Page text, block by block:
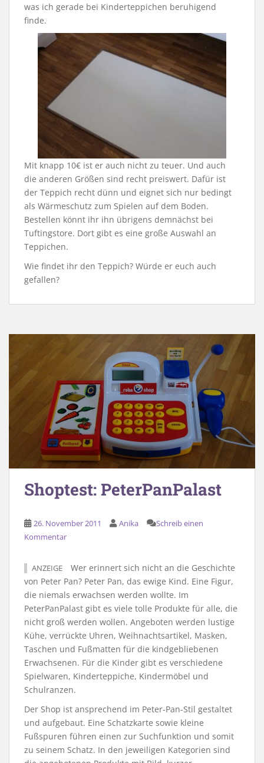
was ich gerade bei Kinderteppichen beruhigend
finde.
Mit knapp 10€ ist er auch nicht zu teuer. Und auch
die anderen Größen sind recht preiswert. Dafür ist
der Teppich recht dünn und eignet sich nur bedingt
als Wärmeschutz zum Spielen auf dem Boden.
Bestellen könnt ihr ihn übrigens demnächst bei
Tuftingstore. Dort gibt es eine große Auswahl an
Teppichen.
Wie findet ihr den Teppich? Würde er euch auch
gefallen?
Shoptest: PeterPanPalast
26. November 2011 Anika
Schreib einen
Kommentar
ANZEIGE
Wer erinnert sich nicht an die Geschichte
von Peter Pan? Peter Pan, das ewige Kind. Eine Figur,
die niemals erwachsen werden wollte. Im
PeterPanPalast gibt es viele tolle Produkte für alle, die
nicht groß werden wollen. Angeboten werden lustige
Kühe, verrückte Uhren, Weihnachtsartikel, Masken,
Taschen und Fußmatten für die kindgebliebenen
Erwachsenen. Für die Kinder gibt es verschiedene
Spielwaren, Kinderteppiche, Kindermöbel und
Schulranzen.
Der Shop ist ansprechend im Peter-Pan-Stil gestaltet
und aufgebaut. Eine Schatzkarte sowie kleine
Fußspuren führen einen zur Suchfunktion und somit
zu seinem Schatz. In den jeweiligen Kategorien sind